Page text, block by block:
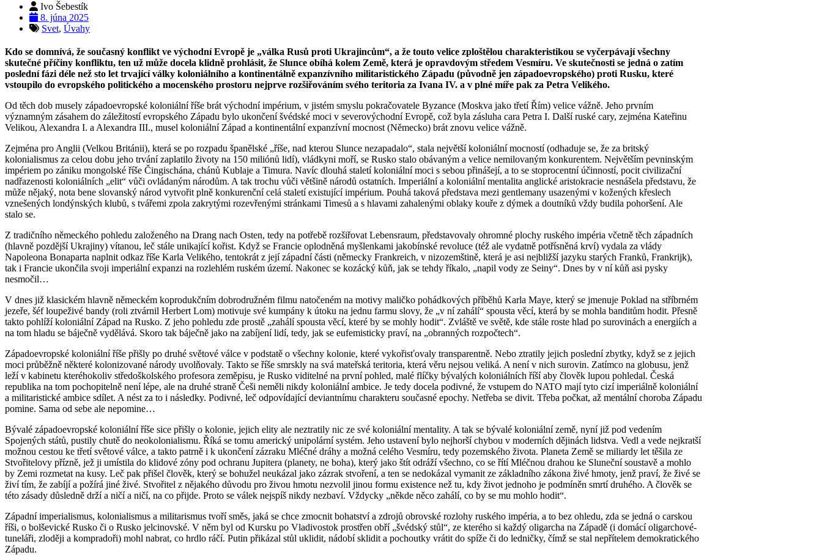
Ivo Šebestík
8. júna 2025
Svet, Úvahy
Kdo se domnívá, že současný konflikt ve východní Evropě je „válka Rusů proti Ukrajincům“, a že touto velice zploštělou charakteristikou se vyčerpávají všechny
skutečné příčiny konfliktu, ten už může docela klidně prohlásit, že Slunce obíhá kolem Země, která je opravdovým středem Vesmíru. Ve skutečnosti se jedná o zatím
poslední fázi déle než sto let trvající války koloniálního a kontinentálně expanzívního militaristického Západu (původně jen západoevropského) proti Rusku, které
vstoupilo do evropského politického a mocenského prostoru nejprve rozšiřováním svého teritoria za Ivana IV. a v plné míře pak za Petra Velikého.
Od těch dob musely západoevropské koloniální říše brát východní impérium, v jistém smyslu pokračovatele Byzance (Moskva jako třetí Řím) velice vážně. Jeho prvním
významným zásahem do záležitostí evropského Západu bylo ukončení švédské moci v severovýchodní Evropě, což byla zásluha cara Petra I. Další ruské cary, zejména Kateřinu
Velikou, Alexandra I. a Alexandra III., musel koloniální Západ a kontinentální expanzívní mocnost (Německo) brát znovu velice vážně.
Zejména pro Anglii (Velkou Británii), která se po rozpadu španělské „říše, nad kterou Slunce nezapadalo“, stala největší koloniální mocností (odhaduje se, že za britský
kolonialismus za celou dobu jeho trvání zaplatilo životy na 150 miliónů lidí), vládkyni moří, se Rusko stalo obávaným a velice nemilovaným konkurentem. Největším pevninským
impériem po zániku mongolské říše Čingischána, chánů Kublaje a Timura. Navíc dlouhá staletí koloniální moci s sebou přinášejí, a to se stoprocentní účinností, pocit civilizační
nadřazenosti koloniálních „elit“ vůči ovládaným národům. A tak trochu vůči většině národů ostatních. Imperiální a koloniální mentalita anglické aristokracie nesnášela představu, že
může nějaký, nota bene slovanský národ vytvořit plně konkurenční celá staletí existující impérium. Pouhá taková představa mezi gentlemany usazenými v kožených křeslech
vznešených londýnských klubů, s tvářemi zpola zakrytými rozevřenými stránkami Timesů a s hlavami zahalenými oblaky kouře z dýmek a doutníků vždy budila pohoršení. Ale
stalo se.
Z tradičního německého pohledu založeného na Drang nach Osten, tedy na potřebě rozšiřovat Lebensraum, představovaly ohromné plochy ruského impéria včetně těch západních
(hlavně pozdější Ukrajiny) vítanou, leč stále unikající kořist. Když se Francie oplodněná myšlenkami jakobínské revoluce (též ale vydatně potřísněná krví) vydala za vlády
Napoleona Bonaparta naplnit odkaz říše Karla Velikého, tentokrát z její západní části (německy Frankreich, v nizozemštině, která je asi nejbližší jazyku starých Franků, Frankrijk),
tak i Francie ukončila svoji imperiální expanzi na rozlehlém ruském území. Nakonec se kozácký kůň, jak se tehdy říkalo, „napil vody ze Seiny“. Dnes by v ní kůň asi pysky
nesmočil…
V dnes již klasickém hlavně německém koprodukčním dobrodružném filmu natočeném na motivy maličko pohádkových příběhů Karla Maye, který se jmenuje Poklad na stříbrném
jezeře, šéf loupeživé bandy (roli ztvárnil Herbert Lom) motivuje své kumpány k útoku na jednu farmu slovy, že „v ní zahálí“ spousta věcí, která by se mohla banditům hodit. Přesně
takto pohlíží koloniální Západ na Rusko. Z jeho pohledu zde prostě „zahálí spousta věcí, které by se mohly hodit“. Zvláště ve světě, kde stále roste hlad po surovinách a energiích a
na tom hladu se báječně vydělává. Skoro tak báječně jako na zabíjení lidí, tedy, jak se eufemisticky praví, na „obranných rozpočtech“.
Západoevropské koloniální říše přišly po druhé světové válce v podstatě o všechny kolonie, které vykořisťovaly transparentně. Nebo ztratily jejich poslední zbytky, když se z jejich
moci průběžně některé kolonizované národy uvolňovaly. Takto se říše smrskly na svá mateřská teritoria, která věru nejsou veliká. A není v nich surovin. Zatímco na globusu, jenž
leží v kabinetu kteréhokoliv středoškolského profesora zeměpisu, je Rusko viditelné na první pohled, malé flíčky bývalých koloniálních říší aby člověk lupou pohledal. Česká
republika na tom pochopitelně není lépe, ale na druhé straně Češi neměli nikdy koloniální ambice. Je tedy docela podivné, že vstupem do NATO mají tyto cizí imperiálně koloniální
a militaristické ambice sdílet. A nést za to i následky. Podivné, leč odpovídající deviantnímu charakteru současné epochy. Netřeba se divit. Třeba počkat, až mentální choroba Západu
pomine. Sama od sebe ale nepomine…
Bývalé západoevropské koloniální říše sice přišly o kolonie, jejich elity ale neztratily nic ze své koloniální mentality. A tak se bývalé koloniální země, nyní již pod vedením
Spojených států, pustily chutě do neokolonialismu. Říká se tomu americký unipolární systém. Jeho ustavení bylo nejhorší chybou v moderních dějinách lidstva. Vedl a vede nejkratší
možnou cestou ke třetí světové válce, a takto patrně i k ukončení zázraku Mléčné dráhy a možná celého Vesmíru, tedy pozemského života. Planeta Země se miliardy let těšila ze
Stvořitelovy přízně, jež ji umístila do klidové zóny pod ochranu Jupitera (planety, ne boha), který jako štít odráží všechno, co se řítí Mléčnou drahou ke Sluneční soustavě a mohlo
by Zemi rozmetat na kusy. Leč pak přišel člověk, který se bohužel neukázal jako zázrak stvoření, a ten se nedokázal vymanit ze základního zákona živé hmoty, jenž praví, že živé se
živí tím, že zabíjí a požírá jiné živé. Stvořitel z nějakého důvodu pro živou hmotu nezvolil jinou formu existence než tu, kdy život jednoho je podmíněn smrtí druhého. A člověk se
této zásady důsledně drží a ničí a ničí, na co přijde. Proto se válek nejspíš nikdy nezbaví. Vždycky „někde něco zahálí, co by se mu mohlo hodit“.
Západní imperialismus, kolonialismus a militarismus tvoří směs, jaká se chce zmocnit bohatství a zdrojů obrovské rozlohy ruského impéria, a to bez ohledu, zda se jedná o carskou
říši, o bolševické Rusko či o Rusko jelcinovské. V něm byl od Kursku po Vladivostok prostřen obří „švédský stůl“, ze kterého si každý oligarcha na Západě (i domácí oligarchové-
tuneláři, zloději a kompradoři) mohl nabrat, co hrdlo ráčí. Putin přikázal stůl uklidit, nádobí sklidit a pochoutky vrátit do spíže či do ledničky, čímž se stal nepřítelem demokratického
Západu.